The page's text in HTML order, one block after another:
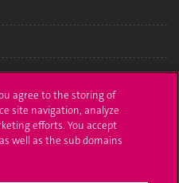
agree to the storing of
site navigation, analyze
efforts. You accept
well as the sub domains